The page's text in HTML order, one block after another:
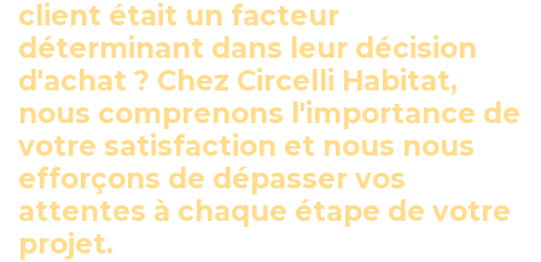
client était un facteur
déterminant dans leur décision
d'achat ? Chez Circelli Habitat,
nous comprenons l'importance de
votre satisfaction et nous nous
efforçons de dépasser vos
attentes à chaque étape de votre
projet.